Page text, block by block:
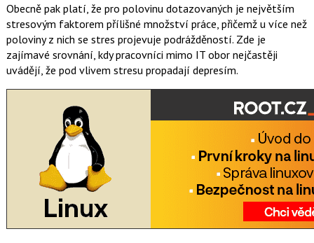
Obecně pak platí, že pro polovinu dotazovaných je největším
stresovým faktorem přílišné množství práce, přičemž u více než
poloviny z nich se stres projevuje podrážděností. Zde je
zajímavé srovnání, kdy pracovníci mimo IT obor nejčastěji
uvádějí, že pod vlivem stresu propadají depresím.